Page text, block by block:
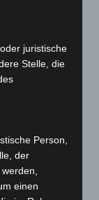
juristische
Stelle, die
Person,
der
einen